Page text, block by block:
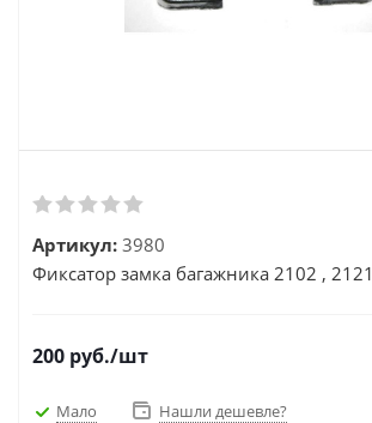
Артикул: 3980
Фиксатор замка багажника 2102 , 2121
200 руб./шт
Мало Нашли дешевле?